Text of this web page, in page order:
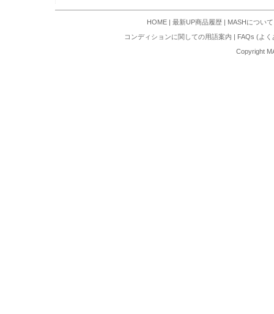
HOME | 最新UP商品履歴 | MASHについて
コンディションに関しての用語案内 | FAQs (よ
Copyright